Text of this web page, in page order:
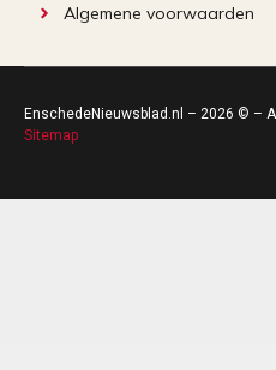
Algemene voorwaarden
EnschedeNieuwsblad.nl – 2026 © –
Sitemap